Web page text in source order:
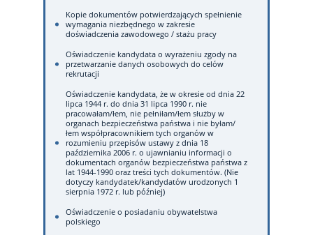
Kopie dokumentów potwierdzających spełnienie
wymagania niezbędnego w zakresie
doświadczenia zawodowego / stażu pracy
Oświadczenie kandydata o wyrażeniu zgody na
przetwarzanie danych osobowych do celów
rekrutacji
Oświadczenie kandydata, że w okresie od dnia 22
lipca 1944 r. do dnia 31 lipca 1990 r. nie
pracowałam/łem, nie pełniłam/łem służby w
organach bezpieczeństwa państwa i nie byłam/
łem współpracownikiem tych organów w
rozumieniu przepisów ustawy z dnia 18
października 2006 r. o ujawnianiu informacji o
dokumentach organów bezpieczeństwa państwa z
lat 1944-1990 oraz treści tych dokumentów. (Nie
dotyczy kandydatek/kandydatów urodzonych 1
sierpnia 1972 r. lub później)
Oświadczenie o posiadaniu obywatelstwa
polskiego